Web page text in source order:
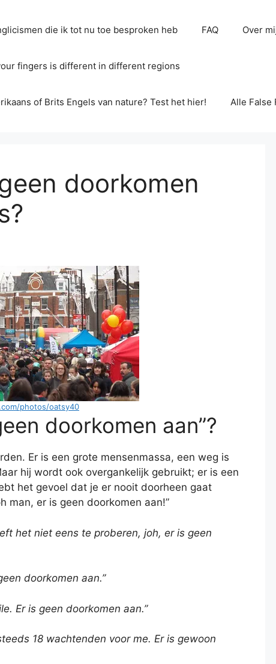
die ik tot nu toe besproken heb FAQ Over
fingers is different in different regions
of Brits Engels van nature? Test het hier! Alle False
doorkomen
photos/oatsy40
doorkomen aan”?
Er is een grote mensenmassa, een weg is
hij wordt ook overgankelijk gebruikt; er is een
het gevoel dat je er nooit doorheen gaat
man, er is geen doorkomen aan!”
het niet eens te proberen, joh, er is geen
doorkomen aan.”
Er is geen doorkomen aan.”
18 wachtenden voor me. Er is gewoon